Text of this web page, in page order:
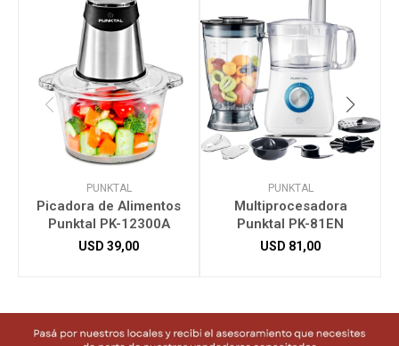
PUNKTAL
Picadora de Alimentos
Punktal PK-12300A
USD 39,00
PUNKTAL
Multiprocesadora
Punktal PK-81EN
USD 81,00